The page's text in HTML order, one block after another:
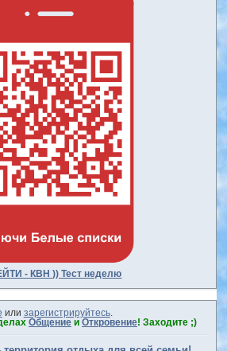
- КВН )) Тест неделю
или зарегистрируйтесь.
Общениеи Откровение! Заходите ;)